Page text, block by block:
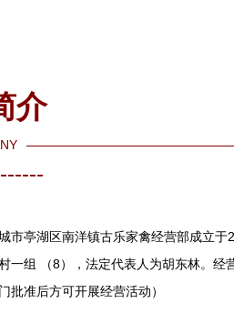
介
市亭湖区南洋镇古乐家禽经营部成立
一组 （8），法定代表人为胡东林。经
批准后方可开展经营活动）